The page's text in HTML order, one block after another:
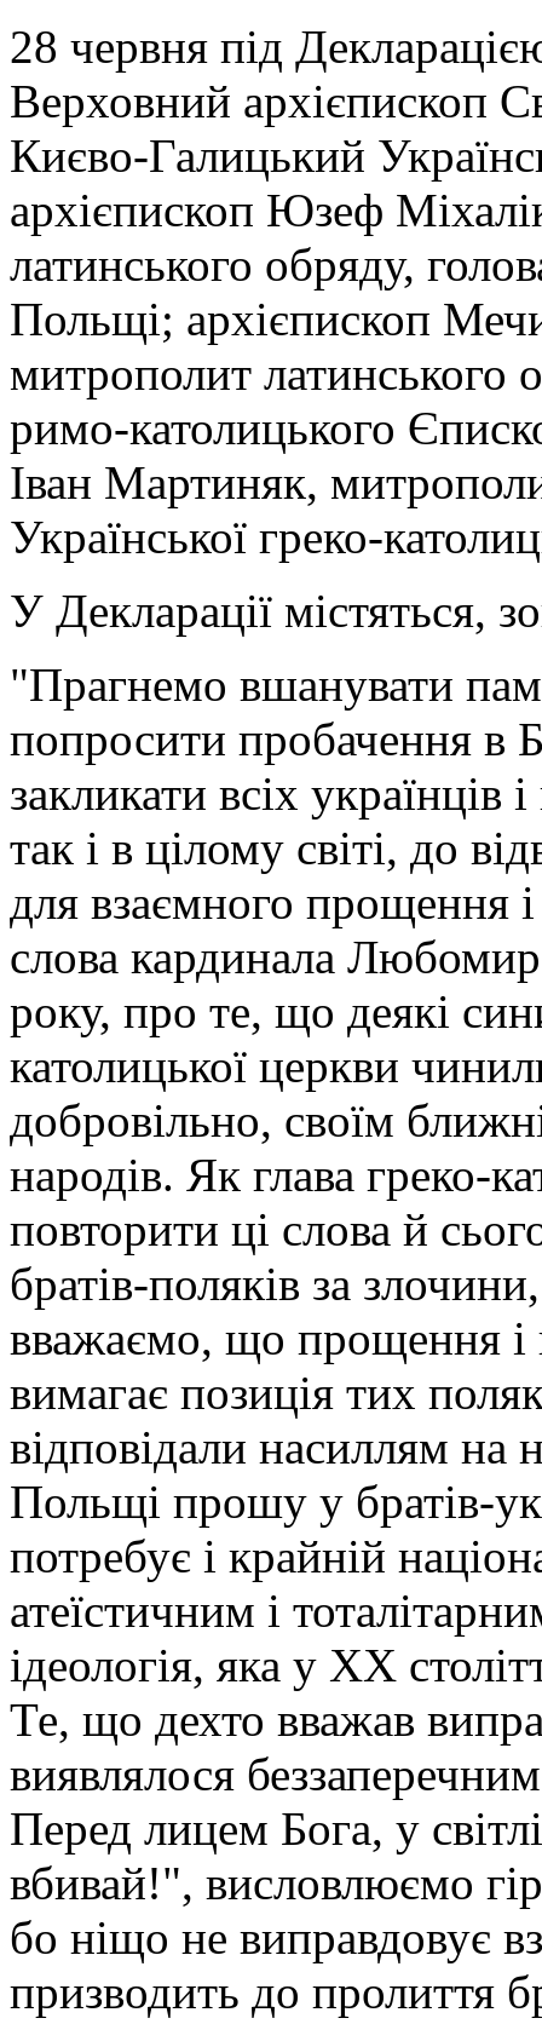
28 червня під
Верховний архієпископ
Києво-Галицький
архієпископ Юзеф
латинського обряду,
Польщі; архієпископ
митрополит латинського
римо-католицького
Іван Мартиняк,
Української греко-
У Декларації містяться,
"Прагнемо вшанувати
попросити пробачення в
закликати всіх українців
так і в цілому світі, до
для взаємного прощення
слова кардинала
року, про те, що деякі
католицької церкви
добровільно, своїм
народів. Як глава греко-
повторити ці слова й
братів-поляків за
вважаємо, що прощення і
вимагає позиція тих
відповідали насиллям на
Польщі прошу у братів-
потребує і крайній
атеїстичним і
ідеологія, яка у ХХ
Те, що дехто вважав
виявлялося
Перед лицем Бога, у
вбивай!", висловлюємо
бо ніщо не виправдовує
призводить до пролиття